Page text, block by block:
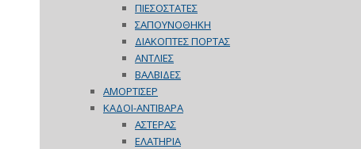
ΠΙΕΣΟΣΤΑΤΕΣ
ΣΑΠΟΥΝΟΘΗΚΗ
ΔΙΑΚΟΠΤΕΣ ΠΟΡΤΑΣ
ΑΝΤΛΙΕΣ
ΒΑΛΒΙΔΕΣ
ΑΜΟΡΤΙΣΕΡ
ΚΑΔΟΙ-ΑΝΤΙΒΑΡΑ
ΑΣΤΕΡΑΣ
ΕΛΑΤΗΡΙΑ